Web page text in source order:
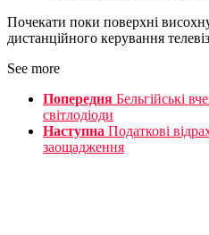
Почекати поки поверхні
дистанційного керування
See more
Попередня Бельгійські
світлодіоди
Наступна Податкові
заощадження